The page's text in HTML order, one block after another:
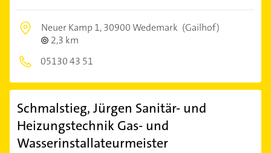
Neuer Kamp 1,30900 Wedemark (Gailhof)
2,3 km
05130 43 51
Schmalstieg, Jürgen Sanitär- und
Heizungstechnik Gas- und
Wasserinstallateurmeister